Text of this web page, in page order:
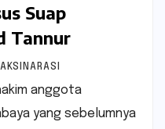
Suap
Tannur
anggota
yang sebelumnya